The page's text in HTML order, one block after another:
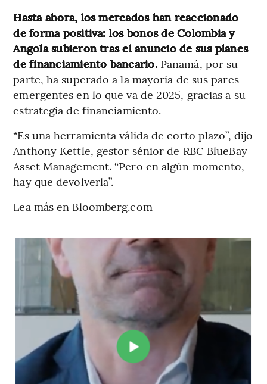
Hasta ahora, los mercados han reaccionado
de forma positiva: los bonos de Colombia y
Angola subieron tras el anuncio de sus planes
de financiamiento bancario.Panamá, por su
parte, ha superado a la mayoría de sus pares
emergentes en lo que va de 2025, gracias a su
estrategia de financiamiento.
“Es una herramienta válida de corto plazo”, dijo
Anthony Kettle, gestor sénior de RBC BlueBay
Asset Management. “Pero en algún momento,
hay que devolverla”.
Lea más en Bloomberg.com